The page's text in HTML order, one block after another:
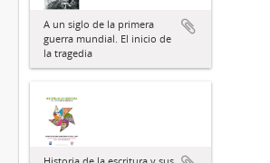
A un siglo de la primera
guerra mundial. El inicio de
la tragedia